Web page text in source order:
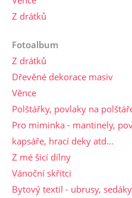
Z drátků
Fotoalbum
Z drátků
Dřevěné dekorace masiv
Věnce
Polštářky, povlaky na
Pro miminka - mantinely,
kapsáře, hrací deky atd...
Z mé šicí dílny
Vánoční skřítci
Bytový textil - ubrusy,